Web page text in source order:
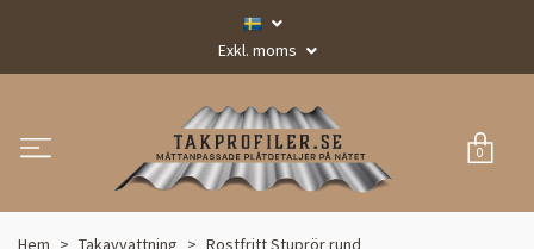
Exkl. moms
0
Hem Takavvattning Rostfritt Stuprör rund